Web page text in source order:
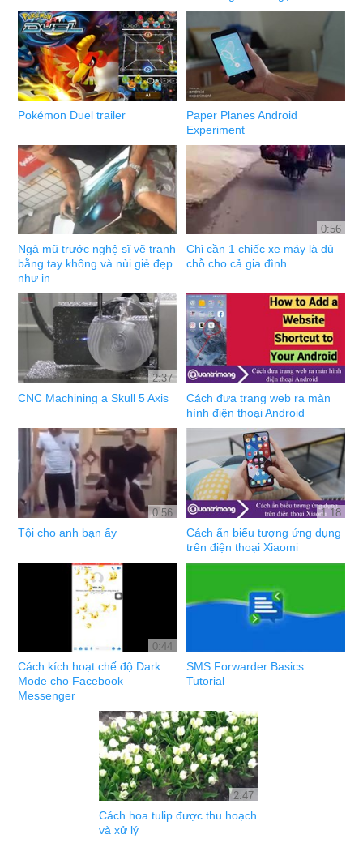
Pokémon Duel trailer
Paper Planes Android
Experiment
Ngả mũ trước nghệ sĩ vẽ tranh
bằng tay không và nùi giẻ đẹp
như in
0:56
Chỉ cần 1 chiếc xe máy là đủ
chỗ cho cả gia đình
2:37
CNC Machining a Skull 5 Axis
Cách đưa trang web ra màn
hình điện thoại Android
0:56
Tội cho anh bạn ấy
1:18
Cách ẩn biểu tượng ứng dụng
trên điện thoại Xiaomi
0:44
Cách kích hoạt chế độ Dark
Mode cho Facebook
Messenger
SMS Forwarder Basics
Tutorial
2:47
Cách hoa tulip được thu hoạch
và xử lý